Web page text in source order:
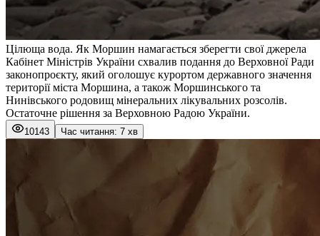
Цілюща вода. Як Моршин намагається зберегти свої джерела
Кабінет Міністрів України схвалив подання до Верховної Ради
законопроєкту, який оголошує курортом державного значення
території міста Моршина, а також Моршинського та
Нинівського родовищ мінеральних лікувальних розсолів.
Остаточне рішення за Верховною Радою України.
10143 Час читання: 7 хв